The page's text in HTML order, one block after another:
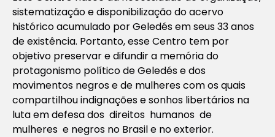
sistematização e disponibilização do acervo
histórico acumulado por Geledés em seus 33 anos
de existência. Portanto, esse Centro tem por
objetivo preservar e difundir a memória do
protagonismo político de Geledés e dos
movimentos negros e de mulheres com os quais
compartilhou indignações e sonhos libertários na
luta em defesa dos direitos humanos de
mulheres e negros no Brasil e no exterior.